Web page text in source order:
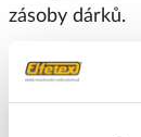
zásoby dárků.